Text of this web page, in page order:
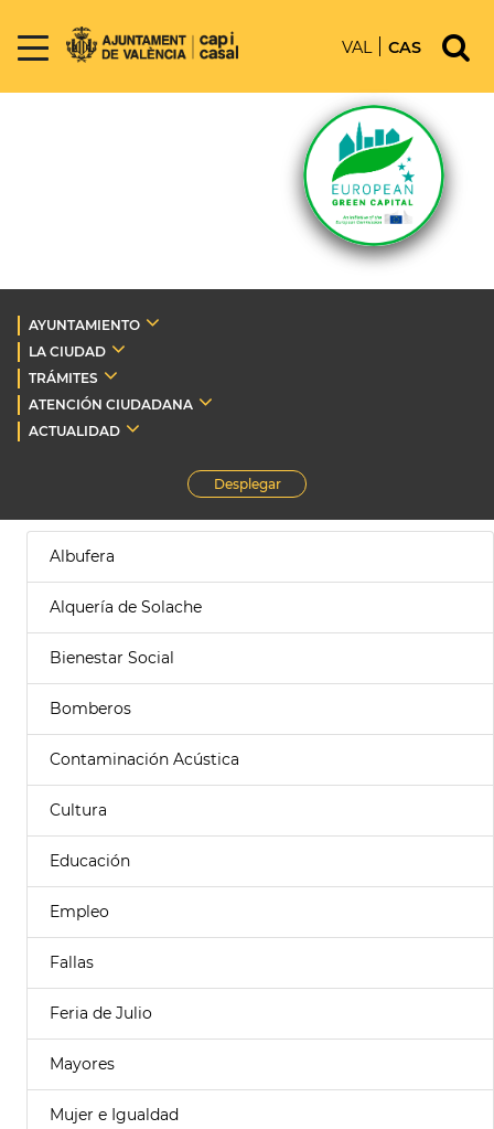
VAL CAS
AYUNTAMIENTO
LA CIUDAD
TRÁMITES
ATENCIÓN CIUDADANA
ACTUALIDAD
Desplegar
Albufera
Alquería de Solache
Bienestar Social
Bomberos
Contaminación Acústica
Cultura
Educación
Empleo
Fallas
Feria de Julio
Mayores
Mujer e Igualdad